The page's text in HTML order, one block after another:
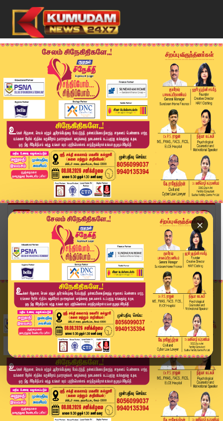
×
Home
வீடியோ ஸ்டோரி
பெட்ரோல் விலை உயர்வுக்கு இதுதான் காரணமா..? | #p...